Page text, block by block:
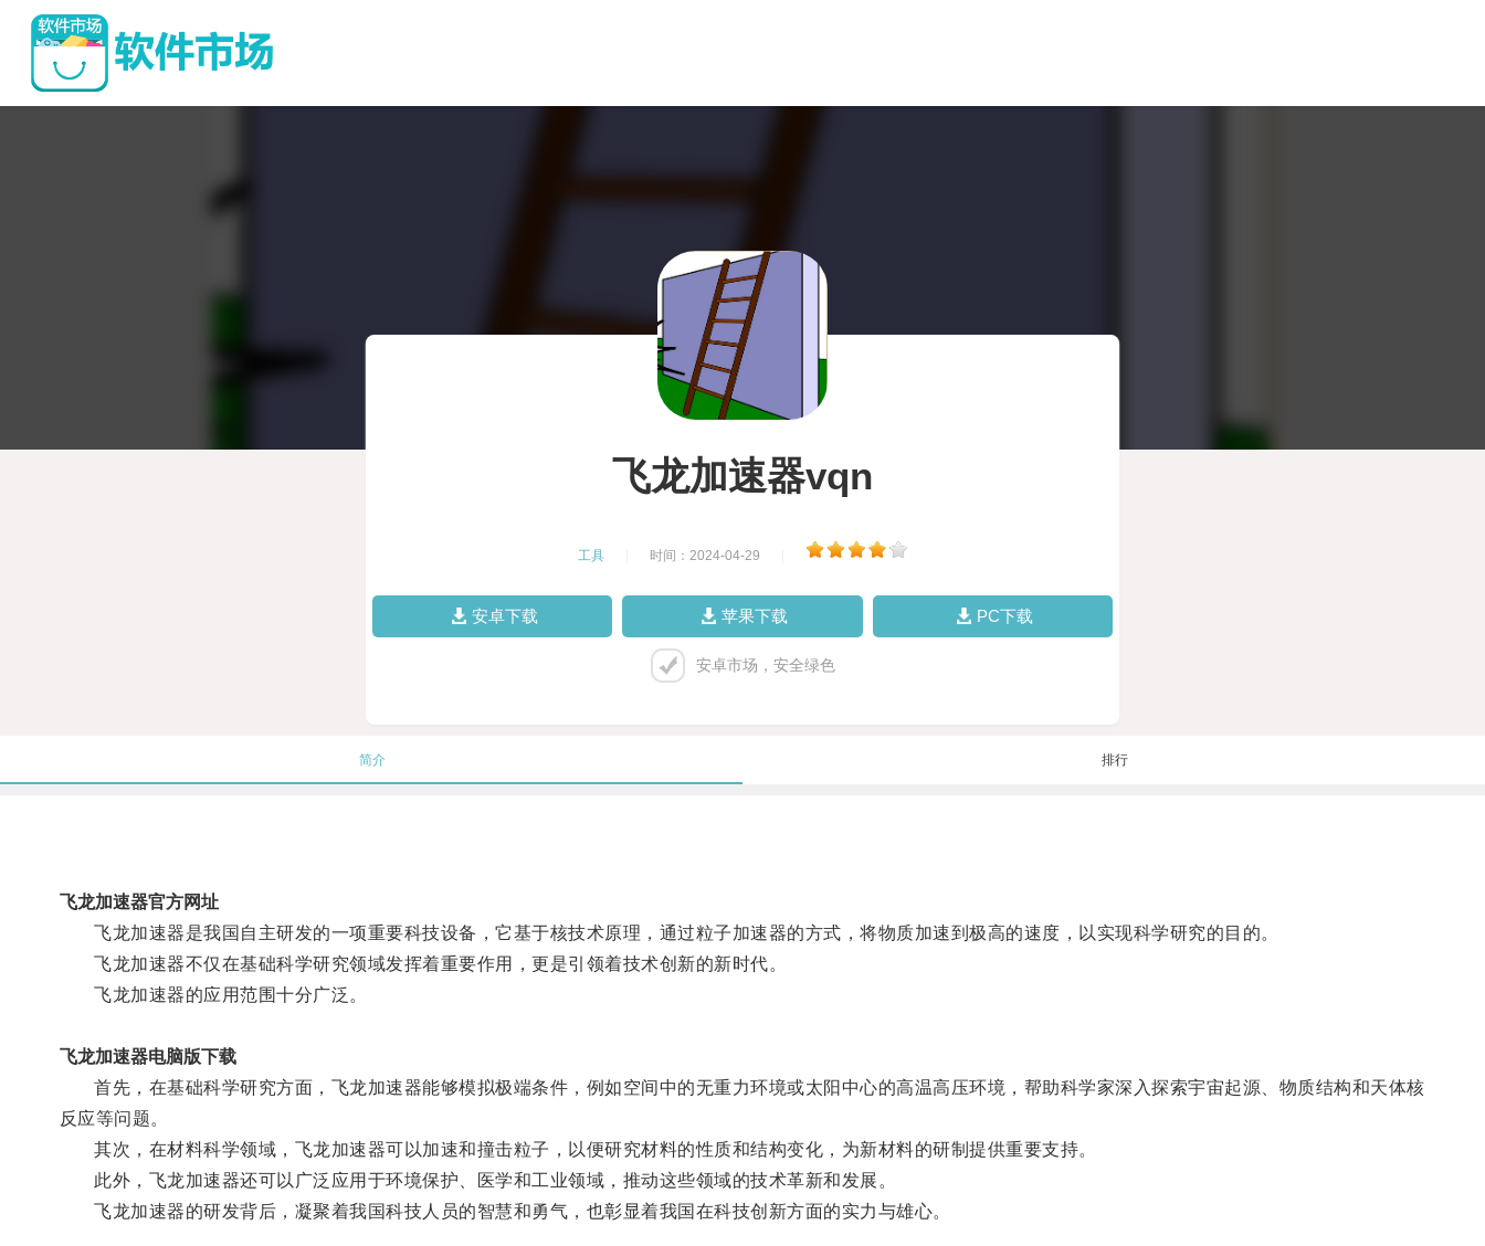
飞龙加速器vqn
工具 时间：2024-04-29
安卓下载 苹果下载 PC下载
安卓市场，安全绿色
简介 排行
飞龙加速器官方网址
飞龙加速器是我国自主研发的一项重要科技设备，它基于核技术原理，通过粒子加速器的方式，将物质加速到极高的速度，以实现科学研究的目的。
飞龙加速器不仅在基础科学研究领域发挥着重要作用，更是引领着技术创新的新时代。
飞龙加速器的应用范围十分广泛。
飞龙加速器电脑版下载
首先，在基础科学研究方面，飞龙加速器能够模拟极端条件，例如空间中的无重力环境或太阳中心的高温高压环境，帮助科学家深入探索宇宙起源、物质结构和天体核
反应等问题。
其次，在材料科学领域，飞龙加速器可以加速和撞击粒子，以便研究材料的性质和结构变化，为新材料的研制提供重要支持。
此外，飞龙加速器还可以广泛应用于环境保护、医学和工业领域，推动这些领域的技术革新和发展。
飞龙加速器的研发背后，凝聚着我国科技人员的智慧和勇气，也彰显着我国在科技创新方面的实力与雄心。